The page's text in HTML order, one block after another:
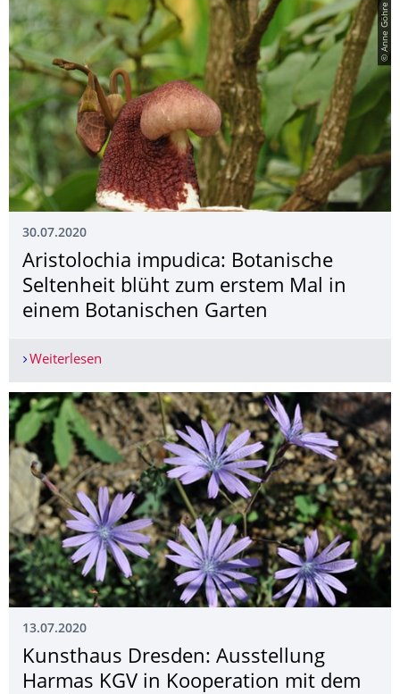
© Anne Göhre
30.07.2020
Aristolochia impudica: Botanische
Seltenheit blüht zum erstem Mal in
einem Botanischen Garten
Weiterlesen
13.07.2020
Kunsthaus Dresden: Ausstellung
Harmas KGV in Kooperation mit dem